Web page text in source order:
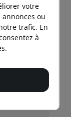
votre
ou
trafic. En
à